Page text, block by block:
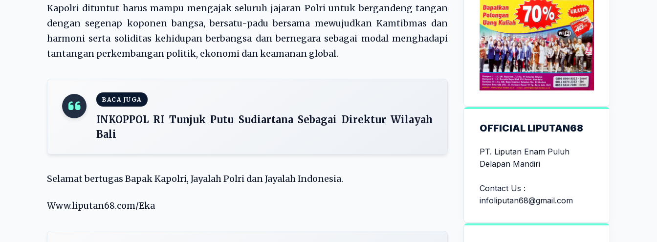
Kapolri dituntut harus mampu mengajak seluruh jajaran Polri untuk bergandeng tangan
dengan segenap koponen bangsa, bersatu-padu bersama mewujudkan Kamtibmas dan
harmoni serta soliditas kehidupan berbangsa dan bernegara sebagai modal menghadapi
tantangan perkembangan politik, ekonomi dan keamanan global.
BACA JUGA
INKOPPOL RI Tunjuk Putu Sudiartana Sebagai Direktur Wilayah
Bali
Selamat bertugas Bapak Kapolri, Jayalah Polri dan Jayalah Indonesia.
Www.liputan68.com/Eka
OFFICIAL LIPUTAN68
PT. Liputan Enam Puluh
Delapan Mandiri
Contact Us :
infoliputan68@gmail.com